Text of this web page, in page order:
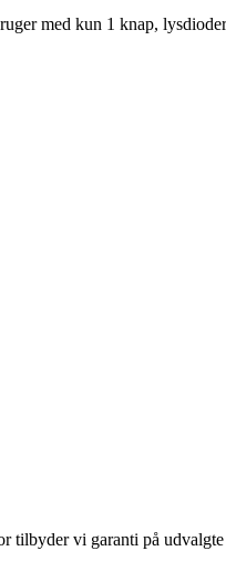
med kun 1 knap,
tilbyder vi garanti på